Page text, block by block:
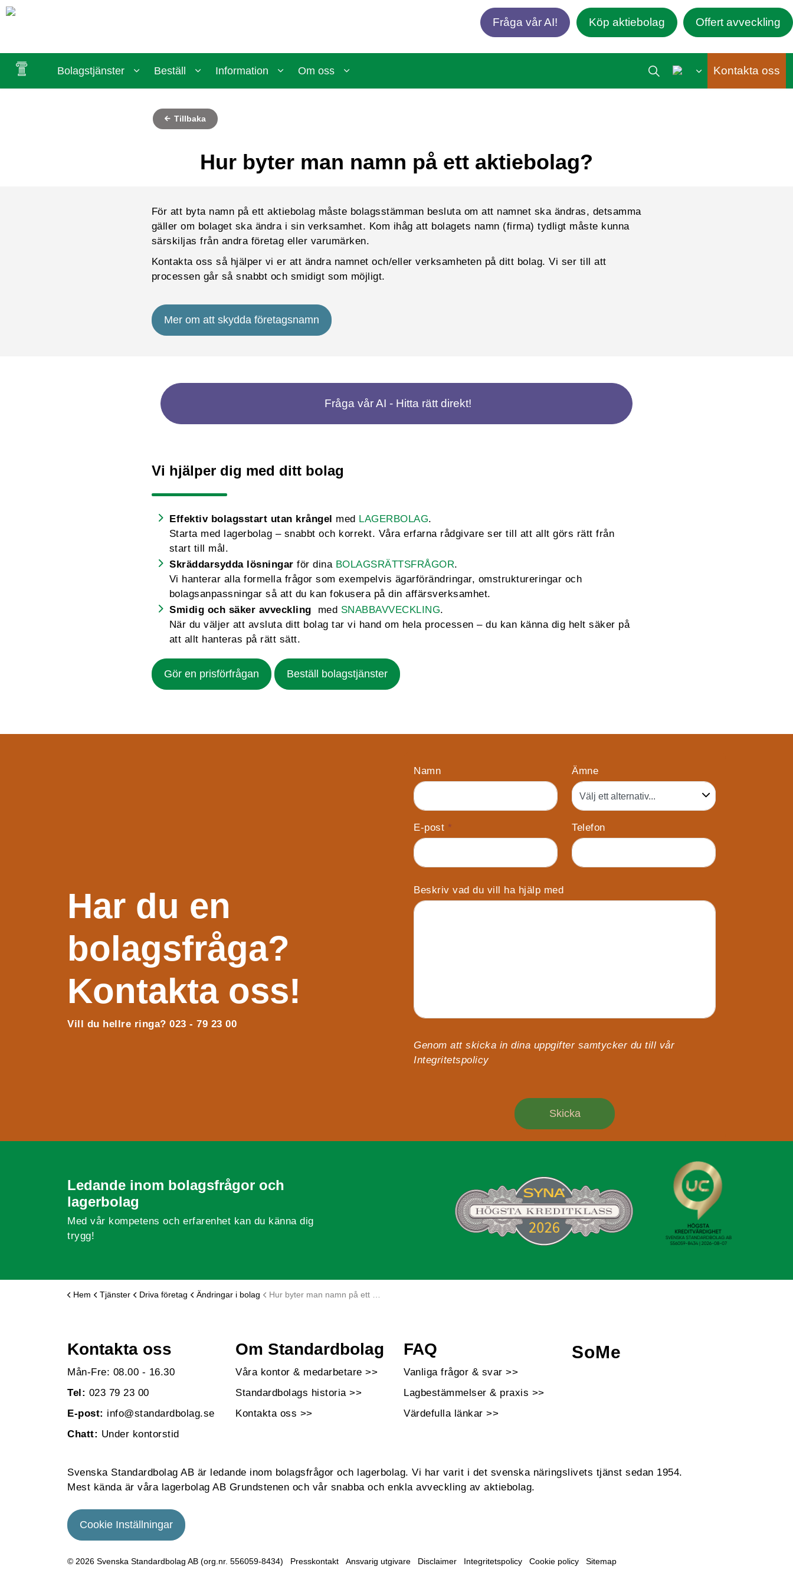
Bolagstjänster Beställ Information Om oss Kontakta oss
Fråga vår AI! Köp aktiebolag Offert avveckling
Tillbaka
Hur byter man namn på ett aktiebolag?
För att byta namn på ett aktiebolag måste bolagsstämman besluta om att namnet ska ändras, detsamma
gäller om bolaget ska ändra i sin verksamhet. Kom ihåg att bolagets namn (firma) tydligt måste kunna
särskiljas från andra företag eller varumärken.
Kontakta oss så hjälper vi er att ändra namnet och/eller verksamheten på ditt bolag. Vi ser till att
processen går så snabbt och smidigt som möjligt.
Mer om att skydda företagsnamn
Fråga vår AI - Hitta rätt direkt!
Vi hjälper dig med ditt bolag
Effektiv bolagsstart utan krångel med LAGERBOLAG.
Starta med lagerbolag – snabbt och korrekt. Våra erfarna rådgivare ser till att allt görs rätt från
start till mål.
Skräddarsydda lösningar för dina BOLAGSRÄTTSFRÅGOR.
Vi hanterar alla formella frågor som exempelvis ägarförändringar, omstruktureringar och
bolagsanpassningar så att du kan fokusera på din affärsverksamhet.
Smidig och säker avveckling med SNABBAVVECKLING.
När du väljer att avsluta ditt bolag tar vi hand om hela processen – du kan känna dig helt säker på
att allt hanteras på rätt sätt.
Gör en prisförfrågan Beställ bolagstjänster
Har du en
bolagsfråga?
Kontakta oss!
Vill du hellre ringa? 023 - 79 23 00
Namn
E-post *
Ämne
Telefon
Beskriv vad du vill ha hjälp med
Genom att skicka in dina uppgifter samtycker du till vår
Integritetspolicy
Ledande inom bolagsfrågor och
lagerbolag
Med vår kompetens och erfarenhet kan du känna dig
trygg!
Hem Tjänster Driva företag Ändringar i bolag Hur byter man namn på ett aktiebolag?
Kontakta oss
Mån-Fre: 08.00 - 16.30
Tel: 023 79 23 00
E-post: info@standardbolag.se
Chatt: Under kontorstid
Om Standardbolag
Våra kontor & medarbetare >>
Standardbolags historia >>
Kontakta oss >>
FAQ
Vanliga frågor & svar >>
Lagbestämmelser & praxis >>
Värdefulla länkar >>
SoMe
Svenska Standardbolag AB är ledande inom bolagsfrågor och lagerbolag. Vi har varit i det svenska näringslivets tjänst sedan 1954.
Mest kända är våra lagerbolag AB Grundstenen och vår snabba och enkla avveckling av aktiebolag.
Cookie Inställningar
© 2026 Svenska Standardbolag AB (org.nr. 556059­-8434) Presskontakt Ansvarig utgivare Disclaimer Integritetspolicy Cookie policy Sitemap